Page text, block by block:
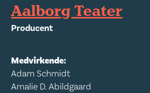
Aalborg Teater
Producent
Medvirkende:
Adam Schmidt
Amalie D. Abildgaard